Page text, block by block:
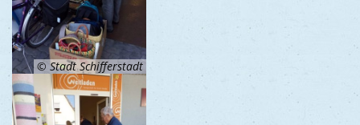
© Stadt Schifferstadt